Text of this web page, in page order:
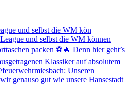
und selbst die WM kön